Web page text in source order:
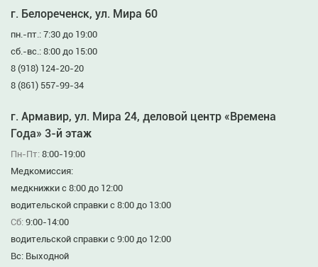
г. Белореченск, ул. Мира 60
пн.-пт.: 7:30 до 19:00
сб.-вс.: 8:00 до 15:00
8 (918) 124-20-20
8 (861) 557-99-34
г. Армавир, ул. Мира 24, деловой центр «Времена
Года» 3-й этаж
Пн-Пт: 8:00-19:00
Медкомиссия:
медкнижки с 8:00 до 12:00
водительской справки с 8:00 до 13:00
Сб: 9:00-14:00
водительской справки с 9:00 до 12:00
Вс: Выходной